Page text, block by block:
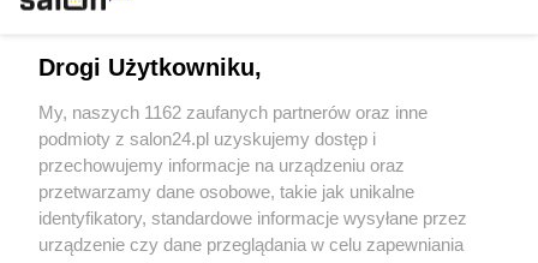
Sport
Społeczeństwo
Kultura
Drogi Użytkowniku,
My, naszych 1162 zaufanych partnerów oraz inne
podmioty z salon24.pl uzyskujemy dostęp i
przechowujemy informacje na urządzeniu oraz
przetwarzamy dane osobowe, takie jak unikalne
identyfikatory, standardowe informacje wysyłane przez
urządzenie czy dane przeglądania w celu zapewniania